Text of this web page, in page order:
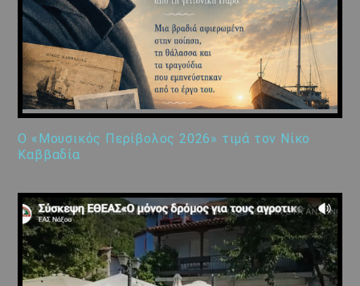
Ο «Μουσικός Περίβολος 2026» τιμά τον Νίκο
Καββαδία